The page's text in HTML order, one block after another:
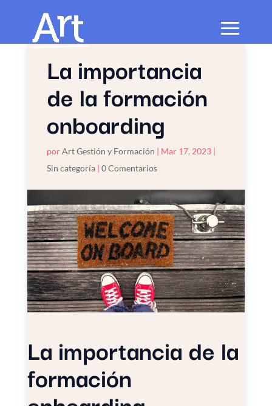
La importancia
de la formación
onboarding
porArt Gestión y Formación | Mar 17, 2023|
Sin categoría| 0 Comentarios
La importancia de la
formación